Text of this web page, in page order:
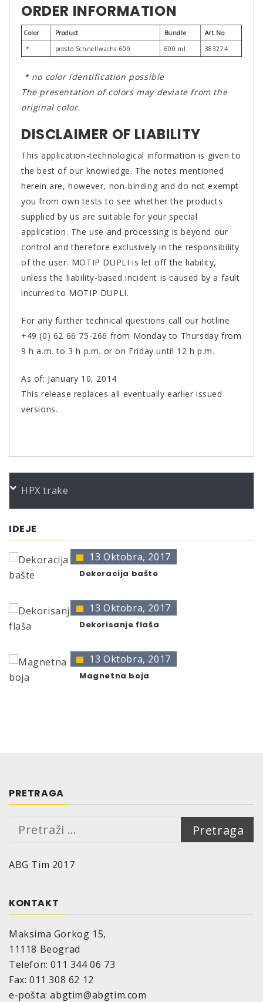
ORDER INFORMATION
Color Product Bundle
Art.No.
*
presto Schnellwachs 600 600 ml 383274
* no color identification possible
The presentation of colors may deviate from the
original color.
DISCLAIMER OF LIABILITY
This application-technological information is given to
the best of our knowledge. The notes mentioned
herein are, however, non-binding and do not exempt
you from own tests to see whether the products
supplied by us are suitable for your special
application. The use and processing is beyond our
control and therefore exclusively in the responsibility
of the user. MOTIP DUPLI is let off the liability,
unless the liability-based incident is caused by a fault
incurred to MOTIP DUPLI.
For any further technical questions call our hotline
+49 (0) 62 66 75-266 from Monday to Thursday from
9 h a.m. to 3 h p.m. or on Friday until 12 h p.m.
As of: January 10, 2014
This release replaces all eventually earlier issued
versions.
PORUDŽBENI BROJEVI
* no color identification possible
The presentation of colors may deviate from the
original color.
HPX trake
IDEJE
13 Oktobra, 2017
Dekoracija bašte
13 Oktobra, 2017
Dekorisanje flaša
13 Oktobra, 2017
Magnetna boja
PRETRAGA
Pretraga:
ABG Tim 2017
KONTAKT
Maksima Gorkog 15,
11118 Beograd
Telefon: 011 344 06 73
Fax: 011 308 62 12
e-pošta: abgtim@abgtim.com